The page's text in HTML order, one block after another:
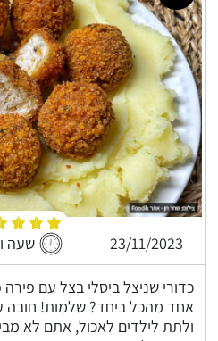
23/11/2023 שעה ו-10
כדורי שניצל ביסלי בצל עם פירה
אחד מהכל ביחד? שלמות! חובה
ולתת לילדים לאכול, אתם לא